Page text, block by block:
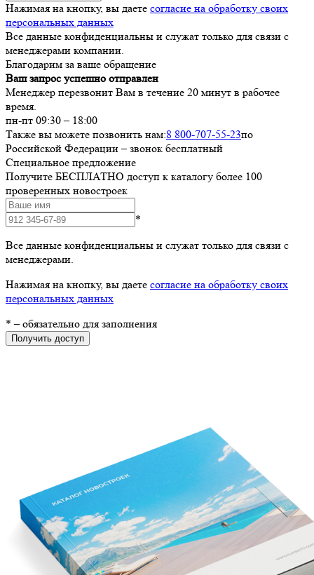
Нажимая на кнопку, вы даете согласие на обработку своих
персональных данных
Все данные конфиденциальны и служат только для связи с
менеджерами компании.
Благодарим за ваше обращение
Ваш запрос успешно отправлен
Менеджер перезвонит Вам в течение 20 минут в рабочее
время.
пн-пт 09:30 – 18:00
Также вы можете позвонить нам:8 800-707-55-23по
Российской Федерации – звонок бесплатный
Специальное предложение
Получите БЕСПЛАТНО доступ к каталогу более 100
проверенных новостроек
*
Все данные конфиденциальны и служат только для связи с
менеджерами.
Нажимая на кнопку, вы даете согласие на обработку своих
персональных данных
* – обязательно для заполнения
Получить доступ